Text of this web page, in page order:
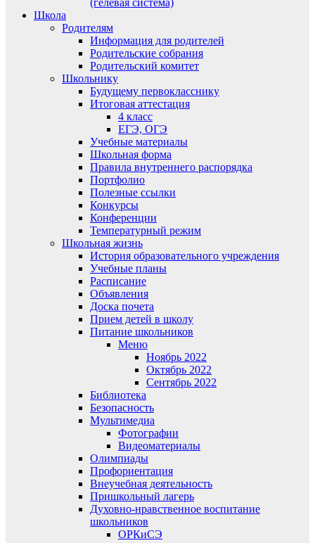
(гелевая система)
Школа
Родителям
Информация для родителей
Родительские собрания
Родительский комитет
Школьнику
Будущему первокласснику
Итоговая аттестация
4 класс
ЕГЭ, ОГЭ
Учебные материалы
Школьная форма
Правила внутреннего распорядка
Портфолио
Полезные ссылки
Конкурсы
Конференции
Температурный режим
Школьная жизнь
История образовательного учреждения
Учебные планы
Расписание
Объявления
Доска почета
Прием детей в школу
Питание школьников
Меню
Ноябрь 2022
Октябрь 2022
Сентябрь 2022
Библиотека
Безопасность
Мультимедиа
Фотографии
Видеоматериалы
Олимпиады
Профориентация
Внеучебная деятельность
Пришкольный лагерь
Духовно-нравственное воспитание
школьников
ОРКиСЭ